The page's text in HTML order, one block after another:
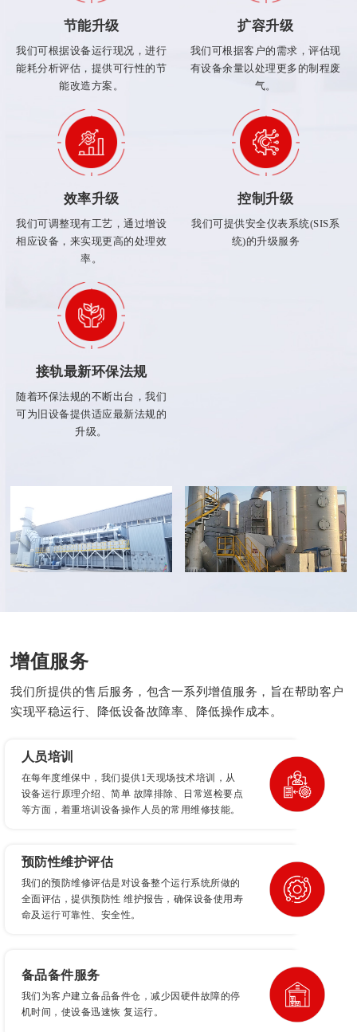
节能升级
我们可根据设备运行现况，进行
能耗分析评估，提供可行性的节
能改造方案。
扩容升级
我们可根据客户的需求，评估现
有设备余量以处理更多的制程废
气。
效率升级
我们可调整现有工艺，通过增设
相应设备，来实现更高的处理效
率。
控制升级
我们可提供安全仪表系统(SIS系
统)的升级服务
接轨最新环保法规
随着环保法规的不断出台，我们
可为旧设备提供适应最新法规的
升级。
增值服务
我们所提供的售后服务，包含一系列增值服务，旨在帮助客户
实现平稳运行、降低设备故障率、降低操作成本。
人员培训
在每年度维保中，我们提供1天现场技术培训，从
设备运行原理介绍、简单 故障排除、日常巡检要点
等方面，着重培训设备操作人员的常用维修技能。
预防性维护评估
我们的预防维修评估是对设备整个运行系统所做的
全面评估，提供预防性 维护报告，确保设备使用寿
命及运行可靠性、安全性。
备品备件服务
我们为客户建立备品备件仓，减少因硬件故障的停
机时间，使设备迅速恢 复运行。